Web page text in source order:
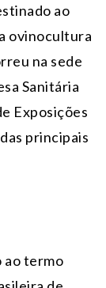
ao
ovinocultura
na sede
Sanitária
Exposições
principais
ao termo